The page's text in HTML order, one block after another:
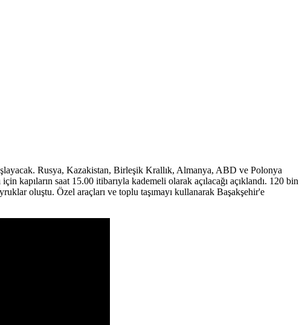
Rusya, Kazakistan, Birleşik Krallık, Almanya, ABD ve Polonya
kapıların saat 15.00 itibarıyla kademeli olarak açılacağı açıklandı. 120 bin
oluştu. Özel araçları ve toplu taşımayı kullanarak Başakşehir'e